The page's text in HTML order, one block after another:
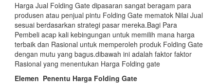
Harga Jual Folding Gate dipasaran sangat beragam para
produsen atau penjual pintu Folding Gate mematok Nilai Jual
sesuai berdasarkan strategi pasar mereka.Bagi Para
Pembeli acap kali kebingungan untuk memilih mana harga
terbaik dan Rasional untuk memperoleh produk Folding Gate
dengan mutu yang bagus.dibawah ini adalah faktor faktor
Rasional yang menentukan Harga Folding gate
Elemen Penentu Harga Folding Gate